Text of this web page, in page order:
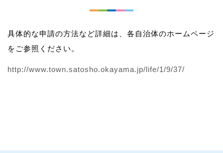
具体的な申請の方法など詳細は、各自治体のホームページ
をご参照ください。
http://www.town.satosho.okayama.jp/life/1/9/37/